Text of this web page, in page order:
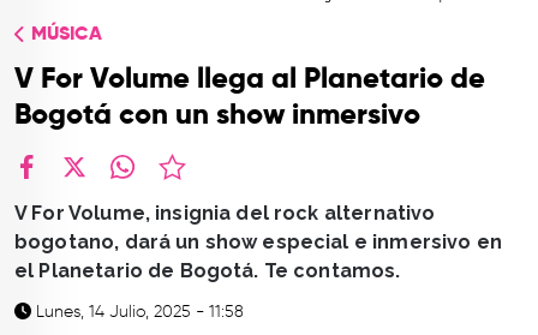
CONTACTO
MÚSICA
V For Volume llega al Planetario de
Bogotá con un show inmersivo
V For Volume, insignia del rock alternativo
bogotano, dará un show especial e inmersivo en
el Planetario de Bogotá. Te contamos.
Lunes, 14 Julio, 2025 - 11:58